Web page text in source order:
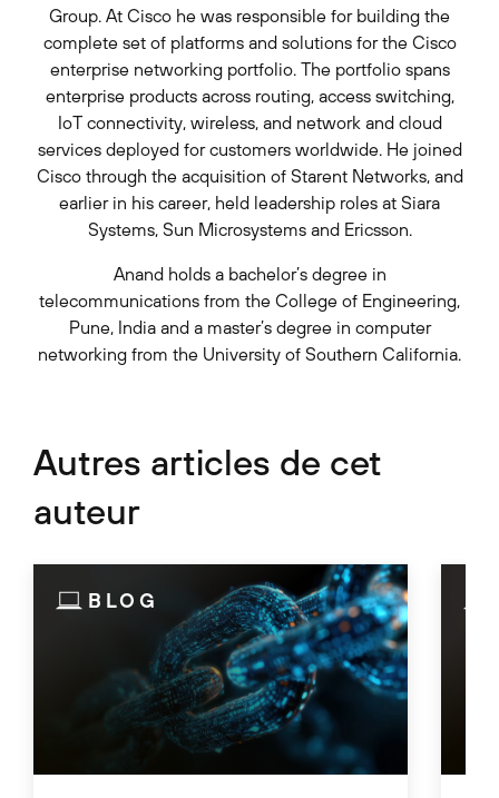
Group. At Cisco he was responsible for building the
complete set of platforms and solutions for the Cisco
enterprise networking portfolio. The portfolio spans
enterprise products across routing, access switching,
IoT connectivity, wireless, and network and cloud
services deployed for customers worldwide. He joined
Cisco through the acquisition of Starent Networks, and
earlier in his career, held leadership roles at Siara
Systems, Sun Microsystems and Ericsson.
Anand holds a bachelor’s degree in
telecommunications from the College of Engineering,
Pune, India and a master’s degree in computer
networking from the University of Southern California.
Autres articles de cet
auteur
BLOG